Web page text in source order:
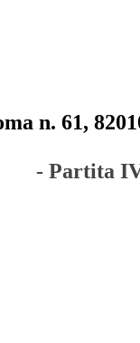
n. 61,
- Partita